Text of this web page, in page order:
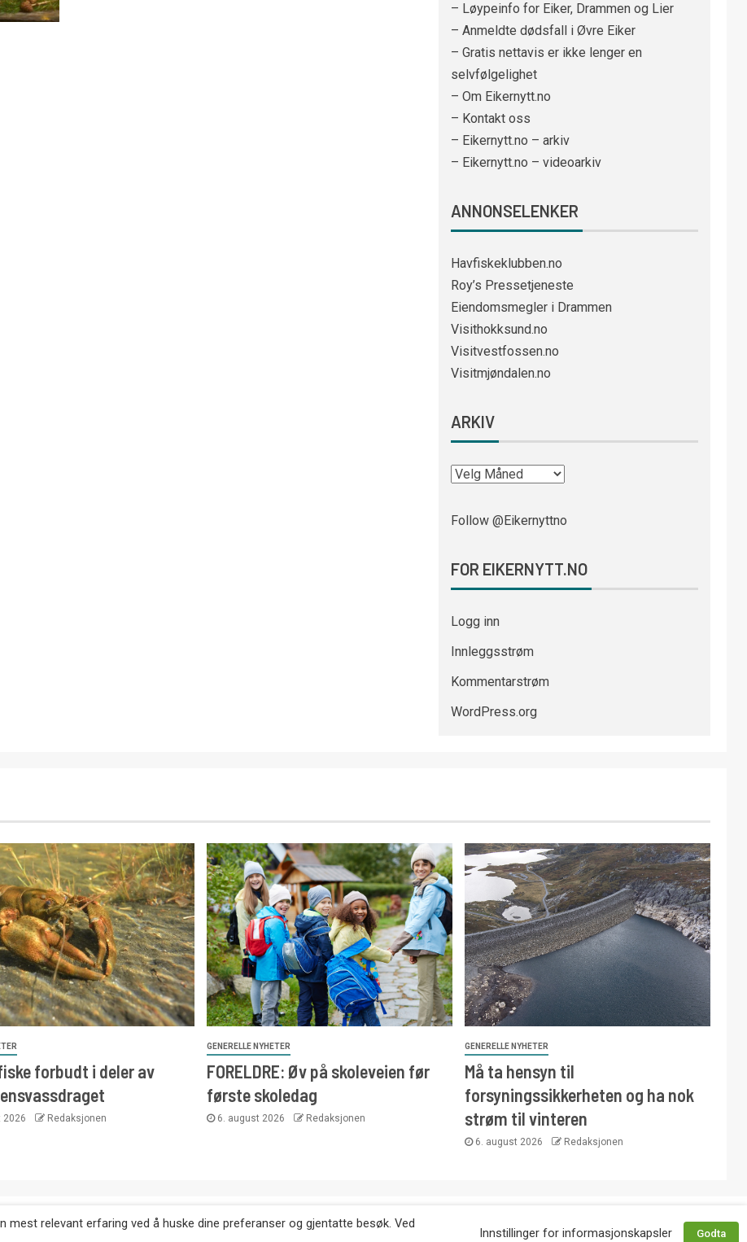
– Løypeinfo for Eiker, Drammen og Lier
– Anmeldte dødsfall i Øvre Eiker
– Gratis nettavis er ikke lenger en
selvfølgelighet
– Om Eikernytt.no
– Kontakt oss
– Eikernytt.no – arkiv
– Eikernytt.no – videoarkiv
ANNONSELENKER
Havfiskeklubben.no
Roy’s Pressetjeneste
Eiendomsmegler i Drammen
Visithokksund.no
Visitvestfossen.no
Visitmjøndalen.no
ARKIV
Follow @Eikernyttno
FOR EIKERNYTT.NO
Logg inn
Innleggsstrøm
Kommentarstrøm
WordPress.org
forbudt i deler av
Redaksjonen
GENERELLE NYHETER
FORELDRE: Øv på skoleveien før
første skoledag
6. august 2026 Redaksjonen
GENERELLE NYHETER
Må ta hensyn til
forsyningssikkerheten og ha nok
strøm til vinteren
6. august 2026 Redaksjonen
Kopiering av tekst, bilder og annonser er ikke tillatt uten etter avtale med utgiver. Tlf. 92 63 86 82.
relevant erfaring ved å huske dine preferanser og gjentatte besøk. Ved
Innstillinger for informasjonskapsler Godta